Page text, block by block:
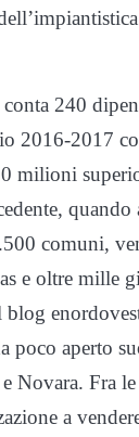
240
2016-2017
milioni
comuni,
e oltre mille
blog
poco aperto
Novara. Fra
a